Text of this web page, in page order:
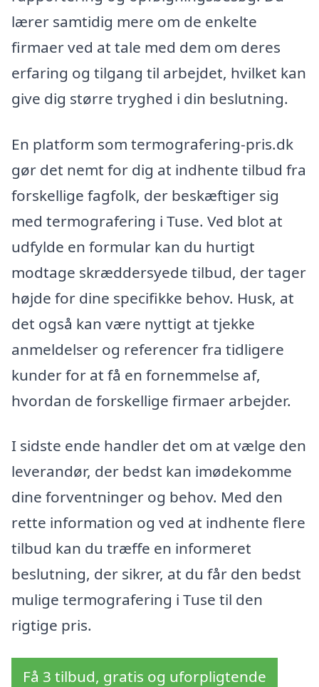
lærer samtidig mere om de enkelte
firmaer ved at tale med dem om deres
erfaring og tilgang til arbejdet, hvilket kan
give dig større tryghed i din beslutning.
En platform som termografering-pris.dk
gør det nemt for dig at indhente tilbud fra
forskellige fagfolk, der beskæftiger sig
med termografering i Tuse. Ved blot at
udfylde en formular kan du hurtigt
modtage skræddersyede tilbud, der tager
højde for dine specifikke behov. Husk, at
det også kan være nyttigt at tjekke
anmeldelser og referencer fra tidligere
kunder for at få en fornemmelse af,
hvordan de forskellige firmaer arbejder.
I sidste ende handler det om at vælge den
leverandør, der bedst kan imødekomme
dine forventninger og behov. Med den
rette information og ved at indhente flere
tilbud kan du træffe en informeret
beslutning, der sikrer, at du får den bedst
mulige termografering i Tuse til den
rigtige pris.
Få 3 tilbud, gratis og uforpligtende